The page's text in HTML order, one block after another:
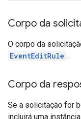
Corpo da
O corpo da
EventEditRule .
Corpo da
Se a solicitação for
incluirá uma